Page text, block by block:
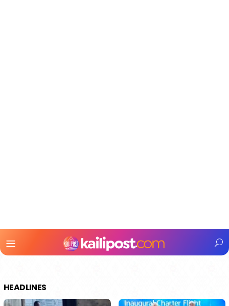
Mobile
HEADLINES